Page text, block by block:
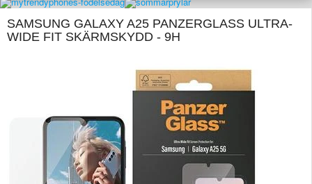
SAMSUNG GALAXY A25 PANZERGLASS ULTRA-
WIDE FIT SKÄRMSKYDD - 9H